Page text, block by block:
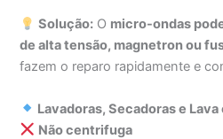
Solução: O micro-ondas
de alta tensão, magnetron ou
fazem o reparo rapidamente e
Lavadoras, Secadoras e
Não centrifuga